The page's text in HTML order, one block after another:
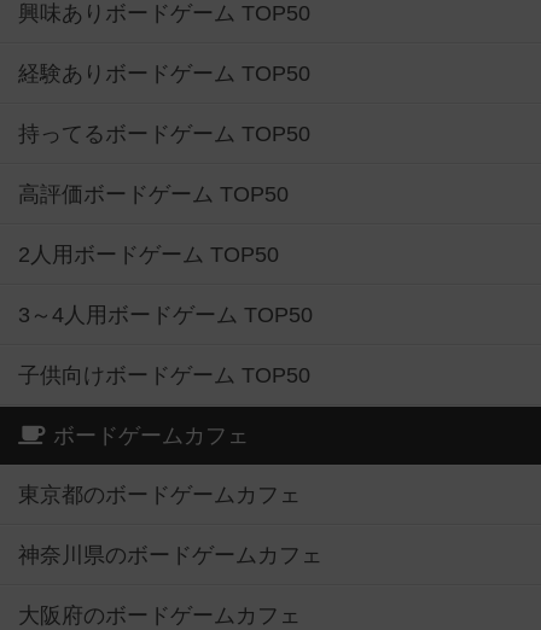
興味ありボードゲーム TOP50
経験ありボードゲーム TOP50
持ってるボードゲーム TOP50
高評価ボードゲーム TOP50
2人用ボードゲーム TOP50
3～4人用ボードゲーム TOP50
子供向けボードゲーム TOP50
ボードゲームカフェ
東京都のボードゲームカフェ
神奈川県のボードゲームカフェ
大阪府のボードゲームカフェ